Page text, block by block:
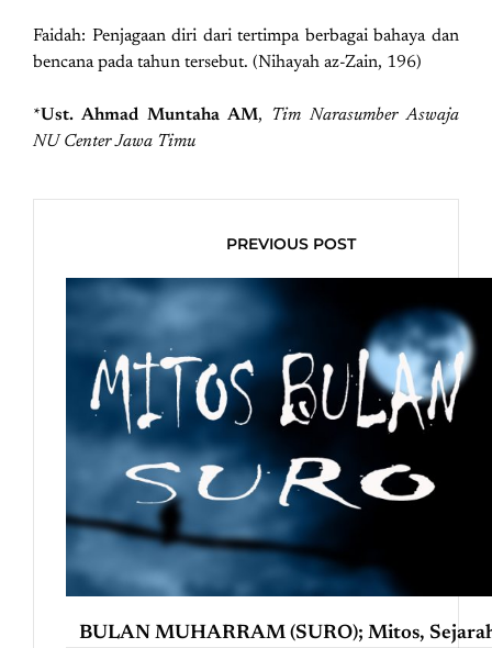
Faidah: Penjagaan diri dari tertimpa berbagai bahaya dan
bencana pada tahun tersebut. (Nihayah az-Zain, 196)
*Ust. Ahmad Muntaha AM,
Tim Narasumber Aswaja
NU Center Jawa Timu
PREVIOUS POST
BULAN MUHARRAM (SURO); Mitos,